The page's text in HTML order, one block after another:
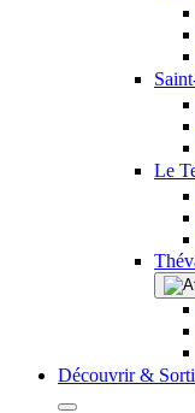
Le
Découvrir &